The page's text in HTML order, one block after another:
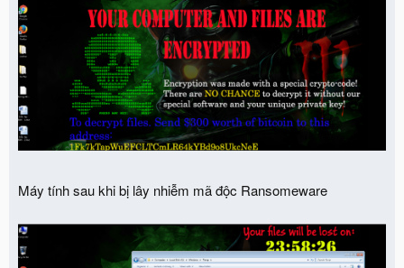
Máy tính sau khi bị lây nhiễm mã độc Ransomeware